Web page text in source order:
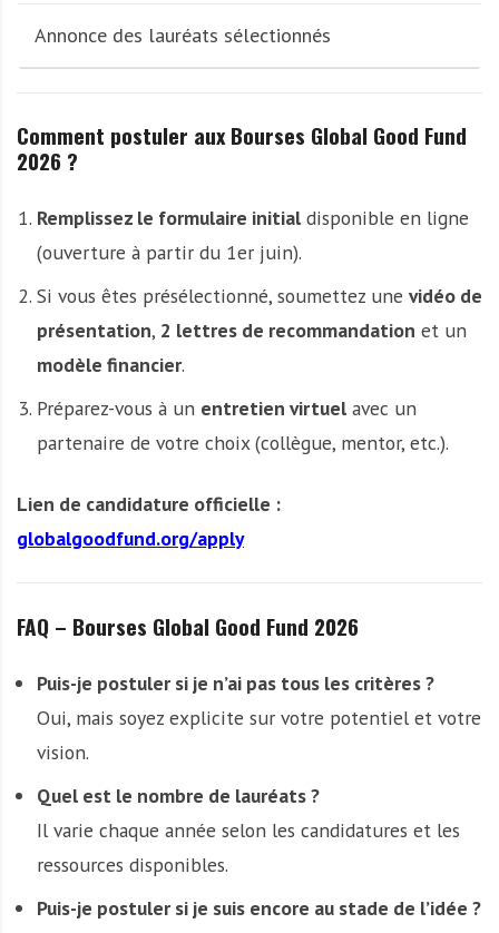
Annonce des lauréats sélectionnés
Comment postuler aux Bourses Global Good Fund
2026 ?
Remplissez le formulaire initialdisponible en ligne
(ouverture à partir du 1er juin).
Si vous êtes présélectionné, soumettez une vidéo de
présentation, 2 lettres de recommandation et un
modèle financier.
Préparez-vous à un entretien virtuelavec un
partenaire de votre choix (collègue, mentor, etc.).
Lien de candidature officielle :
globalgoodfund.org/apply
FAQ – Bourses Global Good Fund 2026
Puis-je postuler si je n’ai pas tous les critères ?
Oui, mais soyez explicite sur votre potentiel et votre
vision.
Quel est le nombre de lauréats ?
Il varie chaque année selon les candidatures et les
ressources disponibles.
Puis-je postuler si je suis encore au stade de l’idée ?